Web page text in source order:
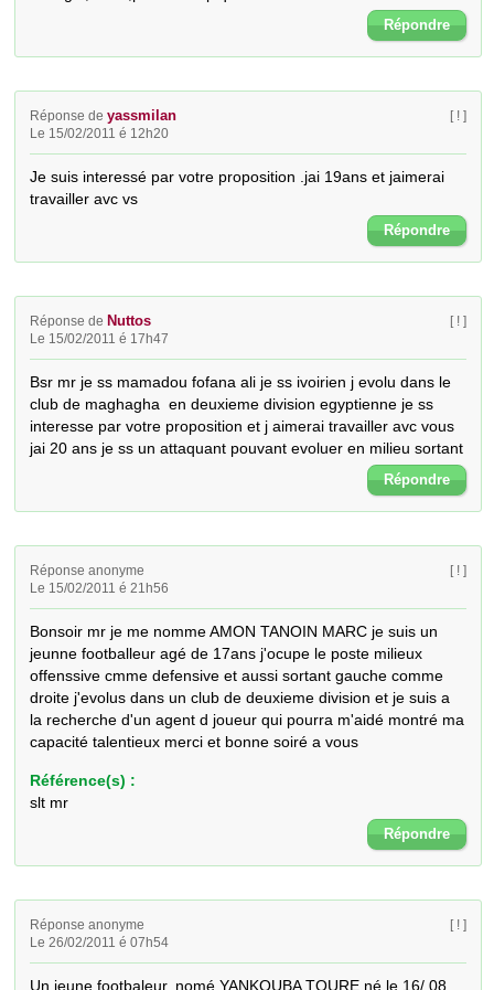
Répondre
Réponse deyassmilan
Le 15/02/2011 é 12h20
[ ! ]
Je suis interessé par votre proposition .jai 19ans et jaimerai
travailler avc vs
Répondre
Réponse de Nuttos
Le 15/02/2011 é 17h47
[ ! ]
Bsr mr je ss mamadou fofana ali je ss ivoirien j evolu dans le
club de maghagha  en deuxieme division egyptienne je ss
interesse par votre proposition et j aimerai travailler avc vous
jai 20 ans je ss un attaquant pouvant evoluer en milieu sortant
Répondre
Réponse anonyme
Le 15/02/2011 é 21h56
[ ! ]
Bonsoir mr je me nomme AMON TANOIN MARC je suis un
jeunne footballeur agé de 17ans j'ocupe le poste milieux
offenssive cmme defensive et aussi sortant gauche comme
droite j'evolus dans un club de deuxieme division et je suis a
la recherche d'un agent d joueur qui pourra m'aidé montré ma
capacité talentieux merci et bonne soiré a vous
Référence(s) :
slt mr
Répondre
Réponse anonyme
Le 26/02/2011 é 07h54
[ ! ]
Un jeune footbaleur, nomé YANKOUBA TOURE né le 16/ 08